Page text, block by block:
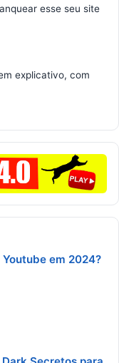
esse seu site
explicativo, com
em 2024?